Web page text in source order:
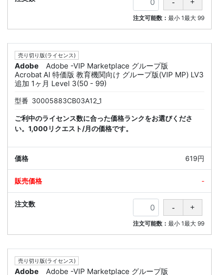
注文可能数： 最小 1最大 99
売り切り版(ライセンス)
Adobe
Adobe -VIP Marketplace グループ版
Acrobat AI 特価版 教育機関向け グループ版(VIP MP) LV3
追加 1ヶ月 Level 3(50 - 99)
型番 30005883CB03A12_1
ご利中のライセンス数に合った価格ランクをお選びくださ
い。1,000リクエスト/月の価格です。
619円
-
注文可能数： 最小 1最大 99
売り切り版(ライセンス)
Adobe
Adobe -VIP Marketplace グループ版